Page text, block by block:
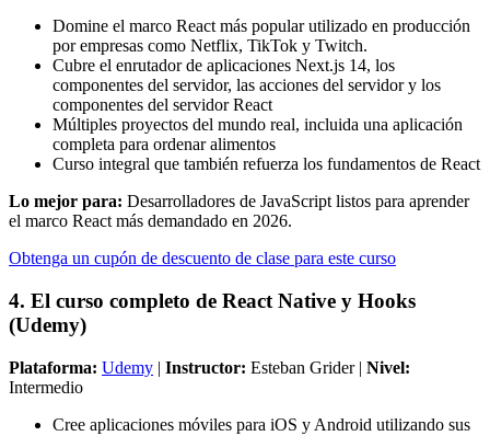
Domine el marco React más popular utilizado en producción
por empresas como Netflix, TikTok y Twitch.
Cubre el enrutador de aplicaciones Next.js 14, los
componentes del servidor, las acciones del servidor y los
componentes del servidor React
Múltiples proyectos del mundo real, incluida una aplicación
completa para ordenar alimentos
Curso integral que también refuerza los fundamentos de React
Lo mejor para: Desarrolladores de JavaScript listos para aprender
el marco React más demandado en 2026.
Obtenga un cupón de descuento de clase para este curso
4. El curso completo de React Native y Hooks
(Udemy)
Plataforma: Udemy | Instructor: Esteban Grider | Nivel:
Intermedio
Cree aplicaciones móviles para iOS y Android utilizando sus